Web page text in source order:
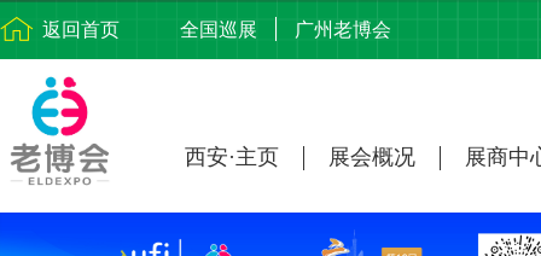
返回首页 全国巡展 广州老博会
西安·主页 展会概况 展商中